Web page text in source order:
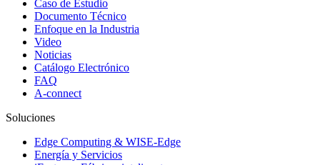
Caso de Estudio
Documento Técnico
Enfoque en la Industria
Video
Noticias
Catálogo Electrónico
FAQ
A-connect
Soluciones
Edge Computing & WISE-Edge
Energía y Servicios